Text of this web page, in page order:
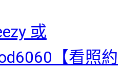
或
【看照約